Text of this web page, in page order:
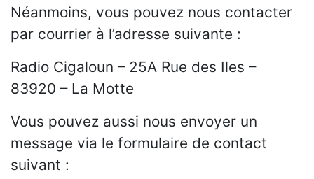
Néanmoins, vous pouvez nous contacter
par courrier à l’adresse suivante :
Radio Cigaloun – 25A Rue des Iles –
83920 – La Motte
Vous pouvez aussi nous envoyer un
message via le formulaire de contact
suivant :